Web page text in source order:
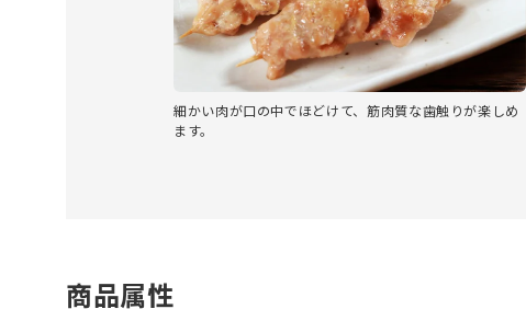
細かい肉が口の中でほどけて、筋肉質な歯触りが楽しめ
ます。
商品属性